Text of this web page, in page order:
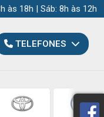
às 18h | Sáb: 8h às 12h
TELEFONES